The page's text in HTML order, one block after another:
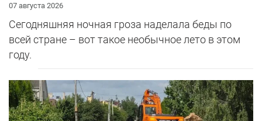
07 августа 2026
Сегодняшняя ночная гроза наделала беды по
всей стране – вот такое необычное лето в этом
году.